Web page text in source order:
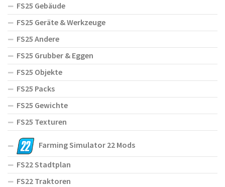
FS25 Gebäude
FS25 Geräte & Werkzeuge
FS25 Andere
FS25 Grubber & Eggen
FS25 Objekte
FS25 Packs
FS25 Gewichte
FS25 Texturen
Farming Simulator 22 Mods
FS22 Stadtplan
FS22 Traktoren